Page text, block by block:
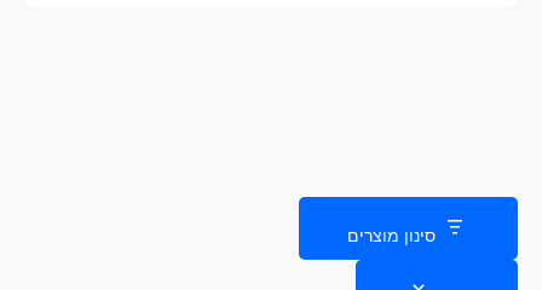
סינון מוצרים